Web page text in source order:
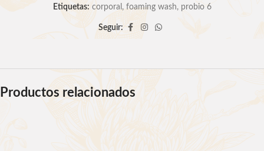
Etiquetas: corporal , foaming wash, probio 6
Seguir:
Productos relacionados